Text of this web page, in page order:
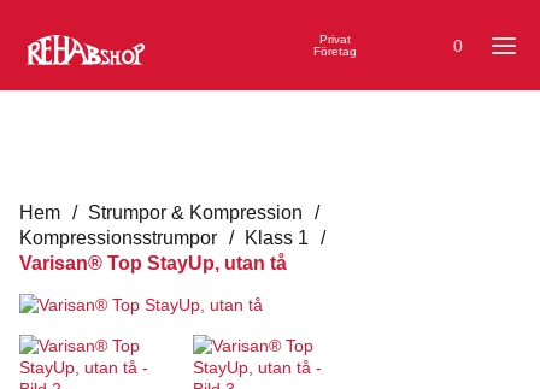
0
Privat
Företag
Hem / Strumpor & Kompression
/
Kompressionsstrumpor / Klass 1
/
Varisan® Top StayUp, utan tå